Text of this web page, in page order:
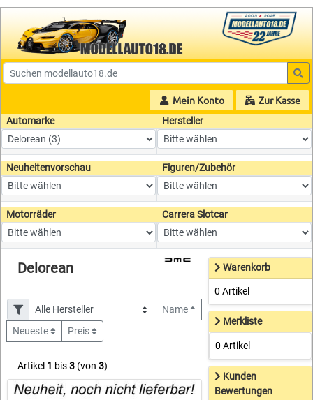
Mein Konto Zur Kasse
Automarke Hersteller
Neuheitenvorschau Figuren/Zubehör
Motorräder Carrera Slotcar
Delorean
Name
Neueste
Preis
Artikel 1 bis3 (von 3)
Warenkorb
0 Artikel
Merkliste
0 Artikel
Kunden
Bewertungen